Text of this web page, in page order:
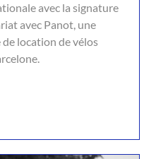
avec la signature
avec Panot, une
location de vélos